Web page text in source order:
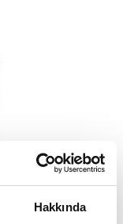
Hakkında